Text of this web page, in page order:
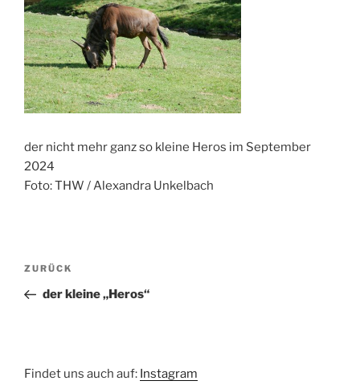
der nicht mehr ganz so kleine Heros im September
2024
Foto: THW / Alexandra Unkelbach
Beitragsnavigation
Vorheriger
Beitrag
ZURÜCK
der kleine „Heros“
Findet uns auch auf: Instagram